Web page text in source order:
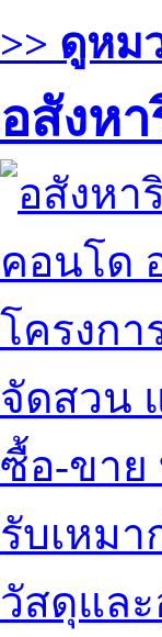
>> ดูหม
อสังห
คอนโด
โครงก
จัดสวน
ซื้อ-ขาย
รับเหม
วัสดุแล